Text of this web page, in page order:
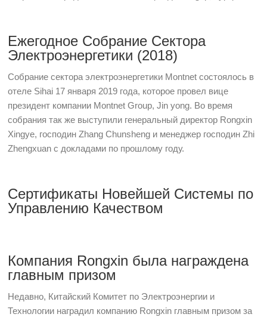
Ежегодное Собрание Сектора
Электроэнергетики (2018)
Собрание сектора электроэнергетики Montnet состоялось в
отеле Sihai 17 января 2019 года, которое провел вице
президент компании Montnet Group, Jin yong. Во время
собрания так же выступили генеральный директор Rongxin
Xingye, господин Zhang Chunsheng и менеджер господин Zhi
Zhengxuan с докладами по прошлому году.
Сертификаты Новейшей Системы по
Управлению Качеством
Компания Rongxin была награждена
главным призом
Недавно, Китайский Комитет по Электроэнергии и
Технологии наградил компанию Rongxin главным призом за